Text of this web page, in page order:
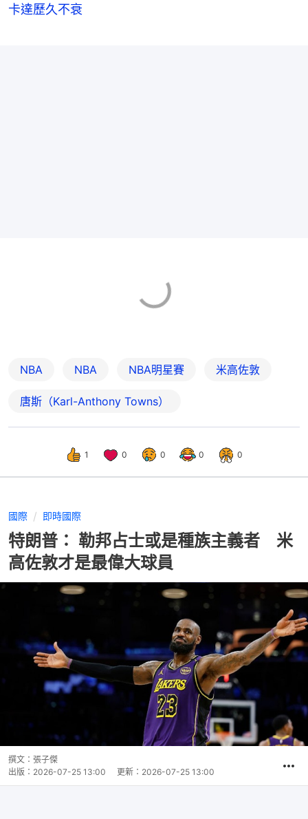
卡達歷久不衰
NBA NBA NBA明星賽 米高佐敦
唐斯（Karl-Anthony Towns）
1 0 0 0 0
國際 即時國際
特朗普： 勒邦占士或是種族主義者 米
高佐敦才是最偉大球員
撰文： 張子傑
出版： 2026-07-25 13:00 更新： 2026-07-25 13:00